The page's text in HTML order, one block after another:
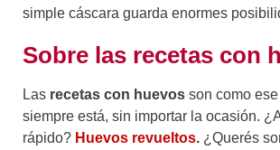
simple cáscara guarda enormes
Sobre las recetas con
Las recetas con huevos son como
siempre está, sin importar la ocasión.
rápido? Huevos revueltos. ¿Querés